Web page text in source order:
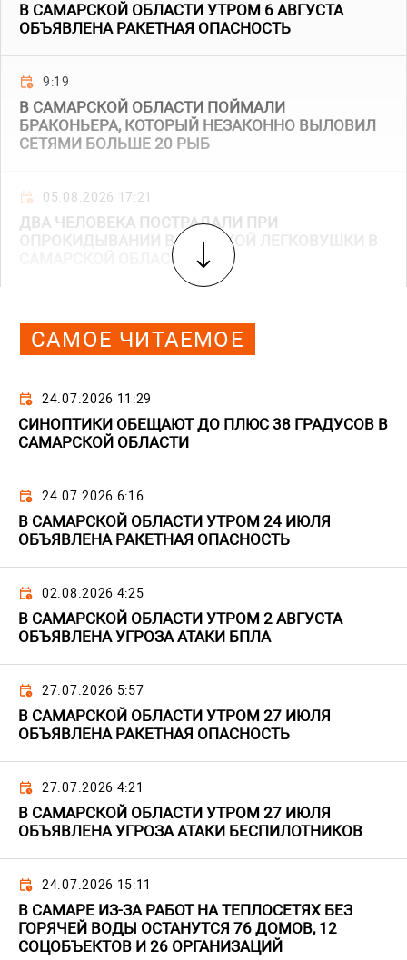
В САМАРСКОЙ ОБЛАСТИ УТРОМ 6 АВГУСТА
ОБЪЯВЛЕНА РАКЕТНАЯ ОПАСНОСТЬ
9:19
В САМАРСКОЙ ОБЛАСТИ ПОЙМАЛИ
БРАКОНЬЕРА, КОТОРЫЙ НЕЗАКОННО ВЫЛОВИЛ
СЕТЯМИ БОЛЬШЕ 20 РЫБ
05.08.2026 17:21
ДВА ЧЕЛОВЕКА ПОСТРАДАЛИ ПРИ
ОПРОКИДЫВАНИИ ВАЗОВСКОЙ ЛЕГКОВУШКИ В
САМАРСКОЙ ОБЛАСТИ
САМОЕ ЧИТАЕМОЕ
24.07.2026 11:29
СИНОПТИКИ ОБЕЩАЮТ ДО ПЛЮС 38 ГРАДУСОВ В
САМАРСКОЙ ОБЛАСТИ
24.07.2026 6:16
В САМАРСКОЙ ОБЛАСТИ УТРОМ 24 ИЮЛЯ
ОБЪЯВЛЕНА РАКЕТНАЯ ОПАСНОСТЬ
02.08.2026 4:25
В САМАРСКОЙ ОБЛАСТИ УТРОМ 2 АВГУСТА
ОБЪЯВЛЕНА УГРОЗА АТАКИ БПЛА
27.07.2026 5:57
В САМАРСКОЙ ОБЛАСТИ УТРОМ 27 ИЮЛЯ
ОБЪЯВЛЕНА РАКЕТНАЯ ОПАСНОСТЬ
27.07.2026 4:21
В САМАРСКОЙ ОБЛАСТИ УТРОМ 27 ИЮЛЯ
ОБЪЯВЛЕНА УГРОЗА АТАКИ БЕСПИЛОТНИКОВ
24.07.2026 15:11
В САМАРЕ ИЗ-ЗА РАБОТ НА ТЕПЛОСЕТЯХ БЕЗ
ГОРЯЧЕЙ ВОДЫ ОСТАНУТСЯ 76 ДОМОВ, 12
СОЦОБЪЕКТОВ И 26 ОРГАНИЗАЦИЙ